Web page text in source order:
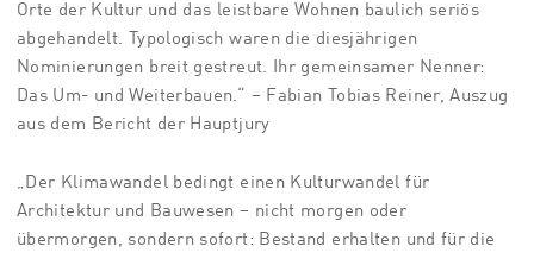
Orte der Kultur und das leistbare Wohnen baulich seriös
abgehandelt. Typologisch waren die diesjährigen
Nominierungen breit gestreut. Ihr gemeinsamer Nenner:
Das Um- und Weiterbauen.“ – Fabian Tobias Reiner, Auszug
aus dem Bericht der Hauptjury
„Der Klimawandel bedingt einen Kulturwandel für
Architektur und Bauwesen – nicht morgen oder
übermorgen, sondern sofort: Bestand erhalten und für die